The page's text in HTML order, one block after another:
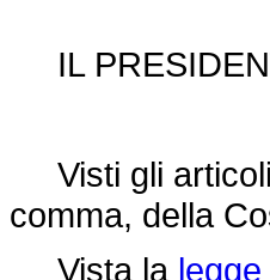
IL
Visti gli articoli
comma, della
Vista la